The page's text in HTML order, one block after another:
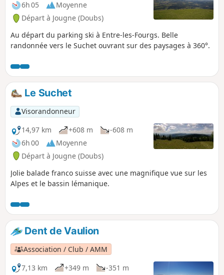
6h 05
Moyenne
Départ à Jougne (Doubs)
Au départ du parking ski à Entre-les-Fourgs. Belle
randonnée vers le Suchet ouvrant sur des paysages à 360°.
Le Suchet
Visorandonneur
14,97 km
+608 m
-608 m
6h 00
Moyenne
Départ à Jougne (Doubs)
Jolie balade franco suisse avec une magnifique vue sur les
Alpes et le bassin lémanique.
Dent de Vaulion
Association / Club / AMM
7,13 km
+349 m
-351 m